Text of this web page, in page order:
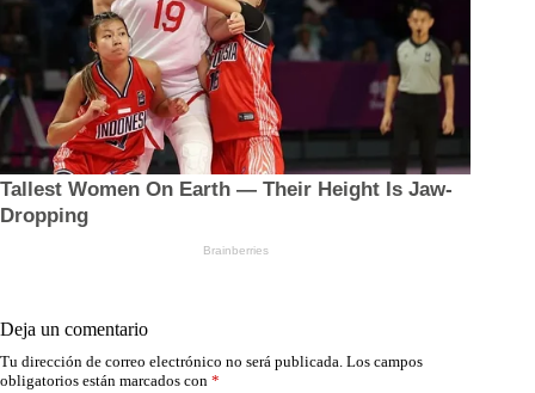
Deja un comentario
Tu dirección de correo electrónico no será publicada. Los campos
obligatorios están marcados con *